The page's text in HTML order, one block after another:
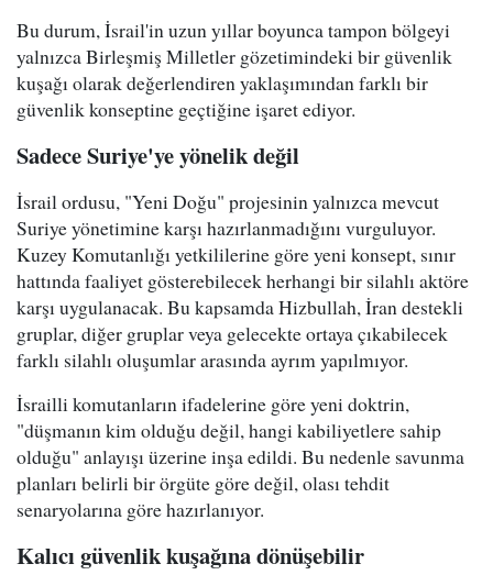
Bu durum, İsrail'in uzun yıllar boyunca tampon bölgeyi
yalnızca Birleşmiş Milletler gözetimindeki bir güvenlik
kuşağı olarak değerlendiren yaklaşımından farklı bir
güvenlik konseptine geçtiğine işaret ediyor.
Sadece Suriye'ye yönelik değil
İsrail ordusu, "Yeni Doğu" projesinin yalnızca mevcut
Suriye yönetimine karşı hazırlanmadığını vurguluyor.
Kuzey Komutanlığı yetkililerine göre yeni konsept, sınır
hattında faaliyet gösterebilecek herhangi bir silahlı aktöre
karşı uygulanacak. Bu kapsamda Hizbullah, İran destekli
gruplar, diğer gruplar veya gelecekte ortaya çıkabilecek
farklı silahlı oluşumlar arasında ayrım yapılmıyor.
İsrailli komutanların ifadelerine göre yeni doktrin,
"düşmanın kim olduğu değil, hangi kabiliyetlere sahip
olduğu" anlayışı üzerine inşa edildi. Bu nedenle savunma
planları belirli bir örgüte göre değil, olası tehdit
senaryolarına göre hazırlanıyor.
Kalıcı güvenlik kuşağına dönüşebilir